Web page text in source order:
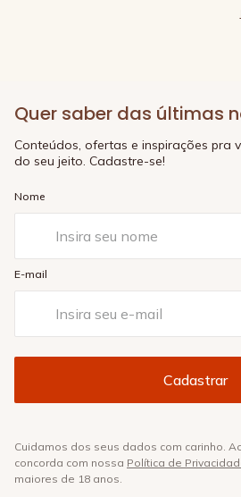
Quer saber das últimas
Conteúdos, ofertas e inspirações pra
do seu jeito. Cadastre-se!
Nome
E-mail
Cuidamos dos seus dados com carinho.
concorda com nossa Política de
maiores de 18 anos.